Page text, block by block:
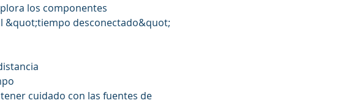
los componentes
&quot;tiempo desconectado&quot;
cuidado con las fuentes de